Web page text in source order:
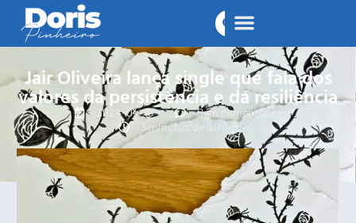
Jair Oliveira lança single que fala dos
valores da persistência e da resiliência
2024-04-15
Sem comentários
3 minutos de leitura